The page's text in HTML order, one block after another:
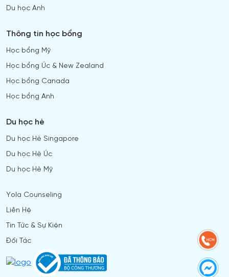
Du học Anh
Thông tin học bổng
Học bổng Mỹ
Học bổng Úc & New Zealand
Học bổng Canada
Học bổng Anh
Du học hè
Du học Hè Singapore
Du học Hè Úc
Du học Hè Mỹ
Yola Counseling
Liên Hệ
Tin Tức & Sự Kiện
Đối Tác